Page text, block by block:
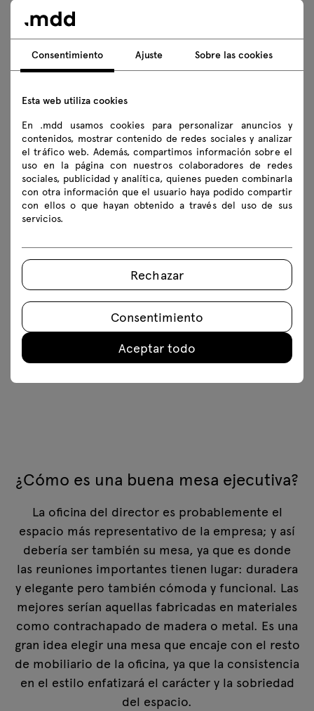
Quando
mesa de café
452.54 € bruto
Desde 374.00 € neto
Quando
mesita de café
440.44 € bruto
Desde 364.00 € neto
Mito
mesa clásica
Desde 1176.00 € neto
¿Cómo es una buena mesa ejecutiva?
La oficina del director es probablemente el
espacio más representativo de la empresa; y así
debería ser también su mesa, ya que es donde
las reuniones importantes tienen lugar: duradera
y elegante pero también cómoda y funcional. Las
mejores serían aquellas fabricadas en materiales
como contrachapado de madera o metal. Es una
gran idea elegir una mesa que encaje con el resto
de mobiliario de la oficina, ya que la consistencia
en el estilo enfatizará el carácter y la sobriedad
del espacio.
Consentimiento Ajuste Sobre las cookies
Esta web utiliza cookies
En .mdd usamos cookies para personalizar anuncios y
contenidos, mostrar contenido de redes sociales y analizar
el tráfico web. Además, compartimos información sobre el
uso en la página con nuestros colaboradores de redes
sociales, publicidad y analítica, quienes pueden combinarla
con otra información que el usuario haya podido compartir
con ellos o que hayan obtenido a través del uso de sus
servicios.
Rechazar
Consentimiento
Aceptar todo